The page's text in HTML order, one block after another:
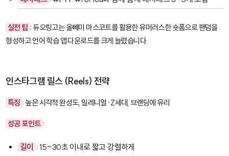
실전 팁 : 듀오링고는 올빼미 마스코트를 활용한 유머러스한 숏폼으로 팬덤을
형성하고 언어 학습 앱 다운로드를 크게 늘렸습니다.
인스타그램 릴스 (Reels) 전략
특징 : 높은 시각적 완성도, 밀레니얼·Z세대, 브랜딩에 유리
성공 포인트 :
길이 : 15~30초 이내로 짧고 강렬하게